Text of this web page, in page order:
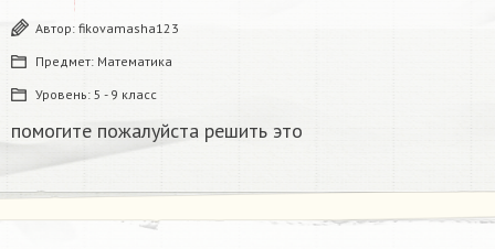
Автор: fikovamasha123
Предмет: Математика
Уровень: 5 - 9 класс
помогите пожалуйста решить это